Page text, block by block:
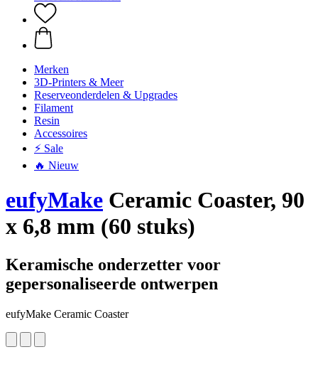
Merken
3D-Printers & Meer
Reserveonderdelen & Upgrades
Filament
Resin
Accessoires
⚡ Sale
🔥 Nieuw
eufyMake Ceramic Coaster, 90
x 6,8 mm (60 stuks)
Keramische onderzetter voor
gepersonaliseerde ontwerpen
eufyMake Ceramic Coaster